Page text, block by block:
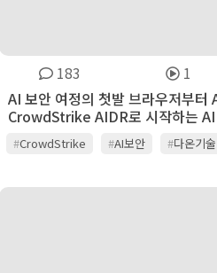
183 1
AI 보안 여정의 첫발 브라우저부
CrowdStrike AIDR로 시작하는 AI
#CrowdStrike #AI보안 #다온기술